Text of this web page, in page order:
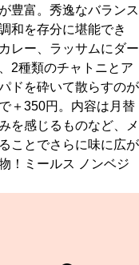
豊富。秀逸なバランス
和を存分に堪能でき
レー、ラッサムにダー
2種類のチャトニとア
ドを砕いて散らすのが
＋350円。内容は月替
を感じるものなど、メ
ことでさらに味に広が
！ミールス ノンベジ